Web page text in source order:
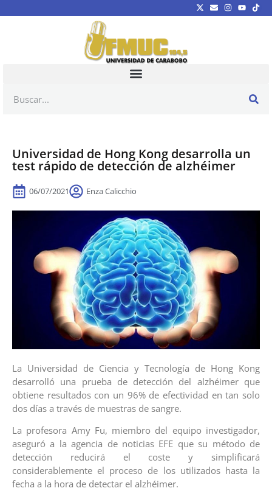
Universidad de Hong Kong desarrolla un
test rápido de detección de alzhéimer
06/07/2021 Enza Calicchio
La Universidad de Ciencia y Tecnología de Hong Kong
desarrolló una prueba de detección del alzhéimer que
obtiene resultados con un 96% de efectividad en tan solo
dos días a través de muestras de sangre.
La profesora Amy Fu, miembro del equipo investigador,
aseguró a la agencia de noticias EFE que su método de
detección reducirá el coste y simplificará
considerablemente el proceso de los utilizados hasta la
fecha a la hora de detectar el alzhéimer.